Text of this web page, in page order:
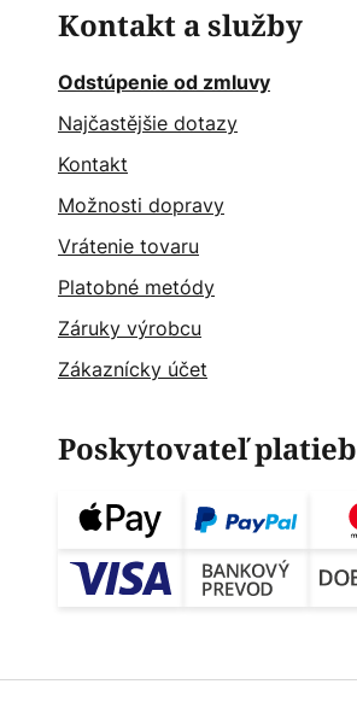
Kontakt a služby
Odstúpenie od zmluvy
Najčastějšie dotazy
Kontakt
Možnosti dopravy
Vrátenie tovaru
Platobné metódy
Záruky výrobcu
Zákaznícky účet
Poskytovateľ platieb